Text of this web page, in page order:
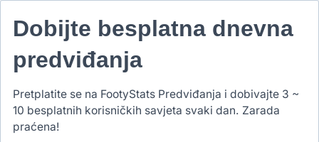
Dobijte besplatna dnevna
predviđanja
Pretplatite se na FootyStats Predviđanja i dobivajte 3 ~
10 besplatnih korisničkih savjeta svaki dan. Zarada
praćena!